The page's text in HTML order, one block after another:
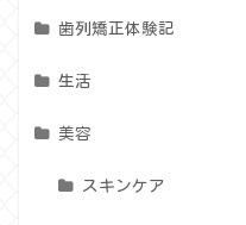
歯列矯正体験記
生活
美容
スキンケア